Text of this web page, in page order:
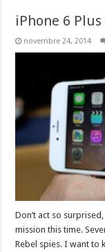
iPhone 6
novembre 24, 2014
Don’t act so
mission this time.
Rebel spies. I want to